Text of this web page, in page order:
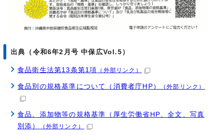
出典（令和6年2月号 中保広Vol.5）
食品衛生法第13条第1項 （外部リンク）
食品別の規格基準について（消費者庁HP） （外部リンク）
食品、添加物等の規格基準（厚生労働省HP、全文、写真
別添）
（外部リンク）